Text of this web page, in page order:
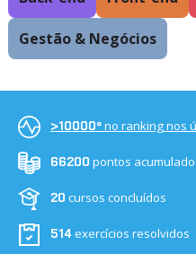
Gestão & Negócios
>10000ºno ranking nos
66200 pontos
20 cursos concluídos
514exercícios resolvidos